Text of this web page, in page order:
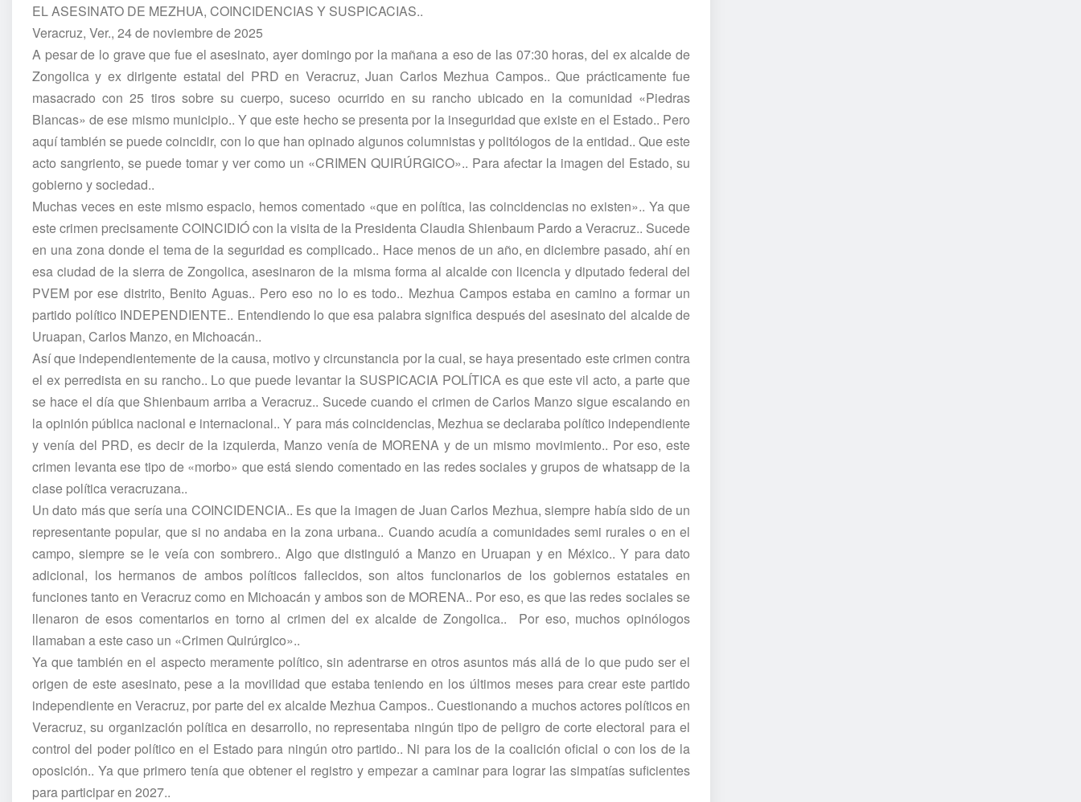
EL ASESINATO DE MEZHUA, COINCIDENCIAS Y SUSPICACIAS..
Veracruz, Ver., 24 de noviembre de 2025
A pesar de lo grave que fue el asesinato, ayer domingo por la mañana a eso de las 07:30 horas, del ex alcalde de
Zongolica y ex dirigente estatal del PRD en Veracruz, Juan Carlos Mezhua Campos.. Que prácticamente fue
masacrado con 25 tiros sobre su cuerpo, suceso ocurrido en su rancho ubicado en la comunidad «Piedras
Blancas» de ese mismo municipio.. Y que este hecho se presenta por la inseguridad que existe en el Estado.. Pero
aquí también se puede coincidir, con lo que han opinado algunos columnistas y politólogos de la entidad.. Que este
acto sangriento, se puede tomar y ver como un «CRIMEN QUIRÚRGICO».. Para afectar la imagen del Estado, su
gobierno y sociedad..
Muchas veces en este mismo espacio, hemos comentado «que en política, las coincidencias no existen».. Ya que
este crimen precisamente COINCIDIÓ con la visita de la Presidenta Claudia Shienbaum Pardo a Veracruz.. Sucede
en una zona donde el tema de la seguridad es complicado.. Hace menos de un año, en diciembre pasado, ahí en
esa ciudad de la sierra de Zongolica, asesinaron de la misma forma al alcalde con licencia y diputado federal del
PVEM por ese distrito, Benito Aguas.. Pero eso no lo es todo.. Mezhua Campos estaba en camino a formar un
partido político INDEPENDIENTE.. Entendiendo lo que esa palabra significa después del asesinato del alcalde de
Uruapan, Carlos Manzo, en Michoacán..
Así que independientemente de la causa, motivo y circunstancia por la cual, se haya presentado este crimen contra
el ex perredista en su rancho.. Lo que puede levantar la SUSPICACIA POLÍTICA es que este vil acto, a parte que
se hace el día que Shienbaum arriba a Veracruz.. Sucede cuando el crimen de Carlos Manzo sigue escalando en
la opinión pública nacional e internacional.. Y para más coincidencias, Mezhua se declaraba político independiente
y venía del PRD, es decir de la izquierda, Manzo venía de MORENA y de un mismo movimiento.. Por eso, este
crimen levanta ese tipo de «morbo» que está siendo comentado en las redes sociales y grupos de whatsapp de la
clase política veracruzana..
Un dato más que sería una COINCIDENCIA.. Es que la imagen de Juan Carlos Mezhua, siempre había sido de un
representante popular, que si no andaba en la zona urbana.. Cuando acudía a comunidades semi rurales o en el
campo, siempre se le veía con sombrero.. Algo que distinguió a Manzo en Uruapan y en México.. Y para dato
adicional, los hermanos de ambos políticos fallecidos, son altos funcionarios de los gobiernos estatales en
funciones tanto en Veracruz como en Michoacán y ambos son de MORENA.. Por eso, es que las redes sociales se
llenaron de esos comentarios en torno al crimen del ex alcalde de Zongolica.. Por eso, muchos opinólogos
llamaban a este caso un «Crimen Quirúrgico»..
Ya que también en el aspecto meramente político, sin adentrarse en otros asuntos más allá de lo que pudo ser el
origen de este asesinato, pese a la movilidad que estaba teniendo en los últimos meses para crear este partido
independiente en Veracruz, por parte del ex alcalde Mezhua Campos.. Cuestionando a muchos actores políticos en
Veracruz, su organización política en desarrollo, no representaba ningún tipo de peligro de corte electoral para el
control del poder político en el Estado para ningún otro partido.. Ni para los de la coalición oficial o con los de la
oposición.. Ya que primero tenía que obtener el registro y empezar a caminar para lograr las simpatías suficientes
para participar en 2027..